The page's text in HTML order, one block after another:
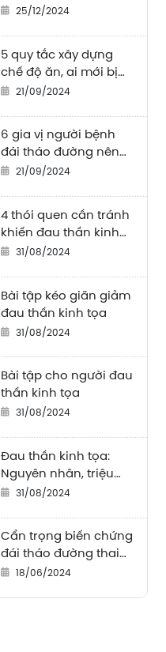
tuổi25/12/2024
5 quy tắc xây dựng
chế độ ăn, ai mới bị
tiểu đường cũng cần
21/09/2024
6 gia vị người bệnh
đái tháo đường nên
ăn21/09/2024
4 thói quen cần tránh
khiến đau thần kinh
tọa thêm trầm trọng
31/08/2024
Bài tập kéo giãn giảm
đau thần kinh tọa
31/08/2024
Bài tập cho người đau
thần kinh tọa
31/08/2024
Đau thần kinh tọa:
Nguyên nhân, triệu
chứng, điều trị và
31/08/2024
Cẩn trọng biến chứng
đái tháo đường thai
kỳ
18/06/2024